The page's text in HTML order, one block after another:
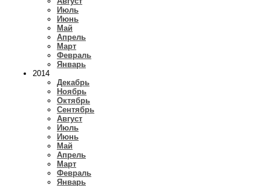
Июль
Июнь
Май
Апрель
Март
Февраль
Январь
2014
Декабрь
Ноябрь
Октябрь
Сентябрь
Август
Июль
Июнь
Май
Апрель
Март
Февраль
Январь